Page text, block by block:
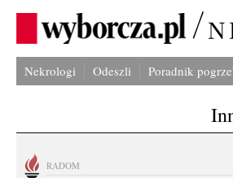
Nekrologi Odeszli Poradnik
RADOM